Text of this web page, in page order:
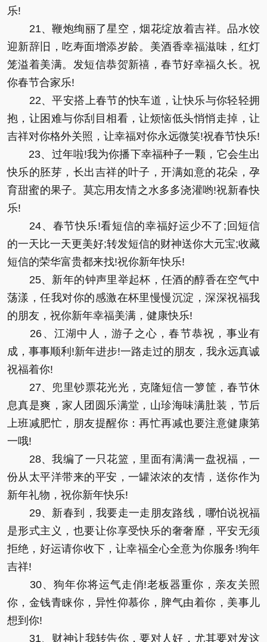
乐!
21、鞭炮绚丽了星空，烟花绽放着吉祥。品水饺
迎新辞旧，吃寿面增添岁龄。美酒香幸福滋味，红灯
笼溢着美满。发短信恭贺新禧，春节好幸福久长。祝
你春节合家乐!
22、平安搭上春节的快车道，让快乐与你轻轻拥
抱，让困难与你刮目相看，让烦恼低头悄悄走掉，让
吉祥对你格外关照，让幸福对你永远微笑!祝春节快乐!
23、过年啦!我为你播下幸福种子一颗，它会生出
快乐的胚芽，长出吉祥的叶子，开满如意的花朵，孕
育甜蜜的果子。莫忘用友情之水多多浇灌哟!祝新春快
乐!
24、春节快乐!看短信的幸福好运少不了;回短信
的一天比一天更美好;转发短信的财神送你大元宝;收藏
短信的荣华富贵都来找!祝你新年快乐!
25、新年的钟声里举起杯，任酒的醇香在空气中
荡漾，任我对你的感激在杯里慢慢沉淀，深深祝福我
的朋友，祝你新年幸福美满，健康快乐!
26、江湖中人，游子之心，春节恭祝，事业有
成，事事顺利!新年进步!一路走过的朋友，我永远真诚
祝福着你!
27、兜里钞票花光光，克隆短信一箩筐，春节休
息真是爽，家人团圆乐满堂，山珍海味满肚装，节后
上班减肥忙，朋友提醒你：再忙再减也要注意健康第
一哦!
28、我编了一只花篮，里面有满满一盘祝福，一
份从太平洋带来的平安，一罐浓浓的友情，送你作为
新年礼物，祝你新年快乐!
29、新春到，我要走一走朋友路线，哪怕说祝福
是形式主义，也要让你享受快乐的奢奢靡，平安无须
拒绝，好运请你收下，让幸福全心全意为你服务!狗年
吉祥!
30、狗年你将运气走俏!老板器重你，亲友关照
你，金钱青睐你，异性仰慕你，脾气由着你，美事儿
想到你!
31、财神让我转告你，要对人好，尤其要对发这